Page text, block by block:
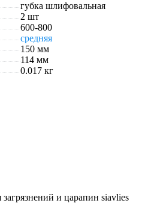
губка шлифовальная
2 шт
600-800
средняя
150 мм
114 мм
0.017 кг
и царапин siavlies